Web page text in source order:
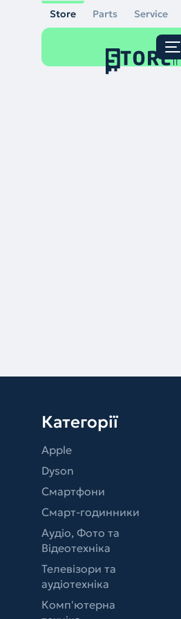
Store Parts Service
Категорії
Apple
Dyson
Смартфони
Смарт-годинники
Аудіо, Фото та
Відеотехніка
Телевізори та
аудіотехніка
Комп'ютерна